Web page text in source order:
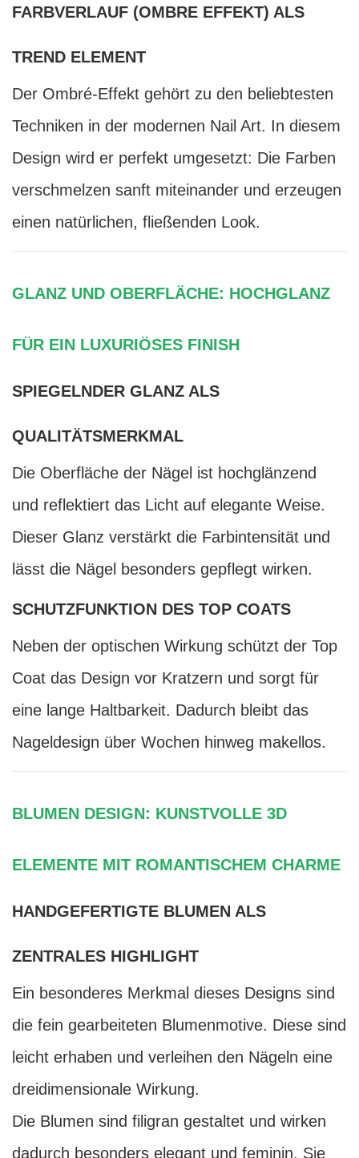
FARBVERLAUF (OMBRE EFFEKT) ALS
TREND ELEMENT
Der Ombré-Effekt gehört zu den beliebtesten
Techniken in der modernen Nail Art. In diesem
Design wird er perfekt umgesetzt: Die Farben
verschmelzen sanft miteinander und erzeugen
einen natürlichen, fließenden Look.
GLANZ UND OBERFLÄCHE: HOCHGLANZ
FÜR EIN LUXURIÖSES FINISH
SPIEGELNDER GLANZ ALS
QUALITÄTSMERKMAL
Die Oberfläche der Nägel ist hochglänzend
und reflektiert das Licht auf elegante Weise.
Dieser Glanz verstärkt die Farbintensität und
lässt die Nägel besonders gepflegt wirken.
SCHUTZFUNKTION DES TOP COATS
Neben der optischen Wirkung schützt der Top
Coat das Design vor Kratzern und sorgt für
eine lange Haltbarkeit. Dadurch bleibt das
Nageldesign über Wochen hinweg makellos.
BLUMEN DESIGN: KUNSTVOLLE 3D
ELEMENTE MIT ROMANTISCHEM CHARME
HANDGEFERTIGTE BLUMEN ALS
ZENTRALES HIGHLIGHT
Ein besonderes Merkmal dieses Designs sind
die fein gearbeiteten Blumenmotive. Diese sind
leicht erhaben und verleihen den Nägeln eine
dreidimensionale Wirkung.
Die Blumen sind filigran gestaltet und wirken
dadurch besonders elegant und feminin. Sie